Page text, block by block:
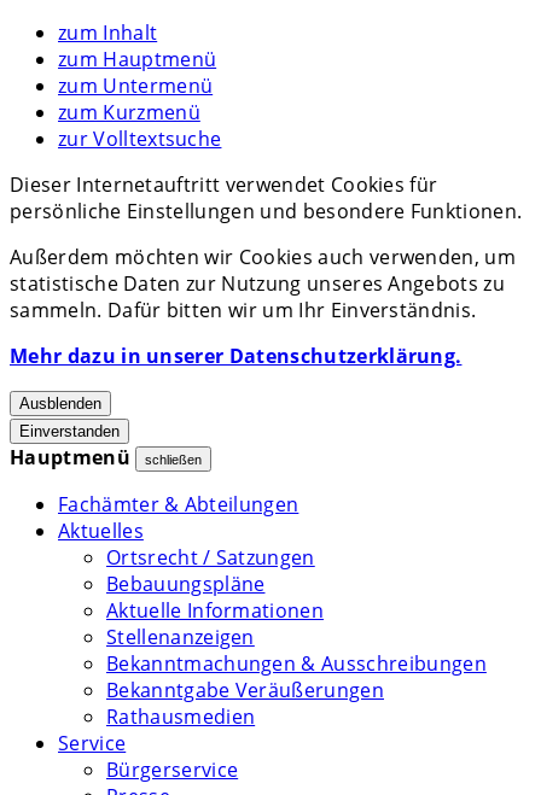
zum Inhalt
zum Hauptmenü
zum Untermenü
zum Kurzmenü
zur Volltextsuche
Dieser Internetauftritt verwendet Cookies für
persönliche Einstellungen und besondere Funktionen.
Außerdem möchten wir Cookies auch verwenden, um
statistische Daten zur Nutzung unseres Angebots zu
sammeln. Dafür bitten wir um Ihr Einverständnis.
Mehr dazu in unserer Datenschutzerklärung.
Ausblenden
Einverstanden
Hauptmenü schließen
Fachämter & Abteilungen
Aktuelles
Ortsrecht / Satzungen
Bebauungspläne
Aktuelle Informationen
Stellenanzeigen
Bekanntmachungen & Ausschreibungen
Bekanntgabe Veräußerungen
Rathausmedien
Service
Bürgerservice